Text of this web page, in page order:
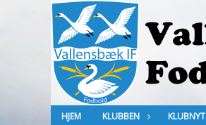
HJEM KLUBBEN KLUBNYT